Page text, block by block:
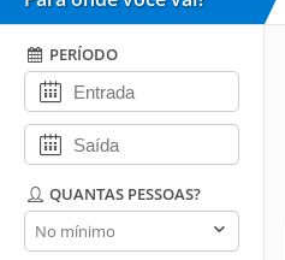
PERÍODO
QUANTAS PESSOAS?
Quantas
pessoas?